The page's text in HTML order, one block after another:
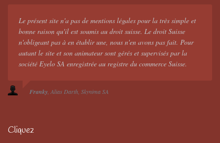
Le présent site n'a pas de mentions légales pour la très simple et
bonne raison qu'il est soumis au droit suisse. Le droit Suisse
n'obligeant pas à en établir une, nous n'en avons pas fait. Pour
autant le site et son animateur sont gérés et supervisés par la
société Eyelo SA enregistrée au registre du commerce Suisse.
Franky Alias Darth Skynima SA
Cliquez